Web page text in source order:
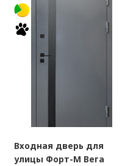
Входная дверь для
улицы Форт-М Вега